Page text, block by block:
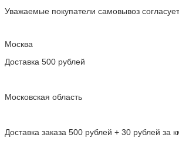
Уважаемые покупатели самовывоз
Москва
Доставка 500 рублей
Московская область
Доставка заказа 500 рублей + 30 рублей за